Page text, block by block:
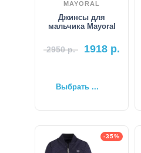
MAYORAL
Джинсы для
мальчика Mayoral
2950р. 1918 р.
Выбрать ...
-35%